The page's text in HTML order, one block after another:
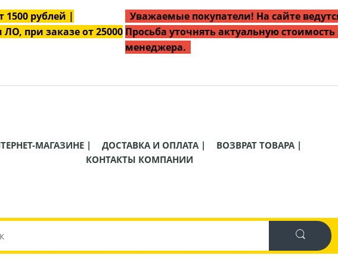
1500 рублей |
ЛО, при заказе от 25000
Уважаемые покупатели! На сайте
Просьба уточнять актуальную
менеджера.
МАГАЗИНЕ | ДОСТАВКА И ОПЛАТА |
ВОЗВРАТ ТОВАРА |
КОНТАКТЫ КОМПАНИИ